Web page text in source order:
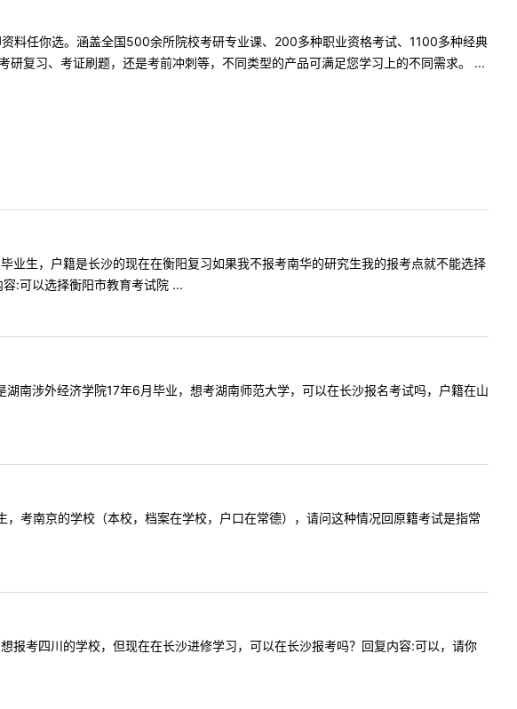
料任你选。涵盖全国500余所院校考研专业课、200多种职业资格考试、1100多种经典
复习、考证刷题，还是考前冲刺等，不同类型的产品可满足您学习上的不同需求。 ...
生，户籍是长沙的现在在衡阳复习如果我不报考南华的研究生我的报考点就不能选择
:可以选择衡阳市教育考试院 ...
南涉外经济学院17年6月毕业，想考湖南师范大学，可以在长沙报名考试吗，户籍在山
考南京的学校（本校，档案在学校，户口在常德），请问这种情况回原籍考试是指常
考四川的学校，但现在在长沙进修学习，可以在长沙报考吗？回复内容:可以，请你